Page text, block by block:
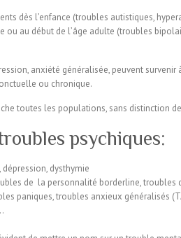
dès l’enfance (troubles autistiques,
ou au début de l’âge adulte (troubles
anxiété généralisée, peuvent
ou chronique.
toutes les populations, sans distinction
psychiques:
dépression, dysthymie
de la personnalité borderline,
paniques, troubles anxieux généralisés